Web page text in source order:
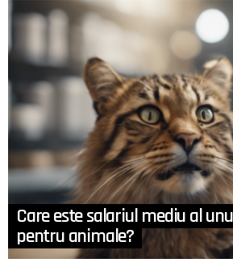
Care este salariul mediu al
pentru animale?